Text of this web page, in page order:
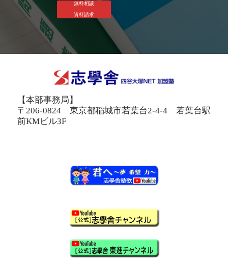
無料相談
資料請求
【本部事務局】
〒206-0824 東京都稲城市若葉台2-4-4 若葉台駅
前KMビル3F